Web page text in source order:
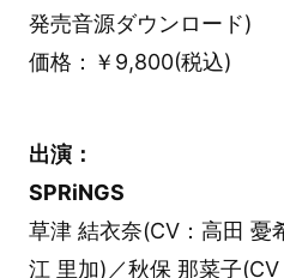
発売音源ダウンロード)
価格：￥9,800(税込)
出演：
SPRiNGS
草津 結衣奈(CV：高田 憂
江 里加)／秋保 那菜子